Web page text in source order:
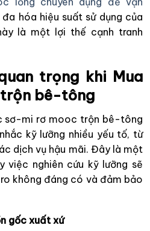
hóa hiệu suất sử dụng của
là một lợi thế cạnh tranh
trọng khi Mua
bê-tông
sơ-mi rơ mooc trộn bê-tông
kỹ lưỡng nhiều yếu tố, từ
dịch vụ hậu mãi. Đây là một
việc nghiên cứu kỹ lưỡng sẽ
không đáng có và đảm bảo
gốc xuất xứ